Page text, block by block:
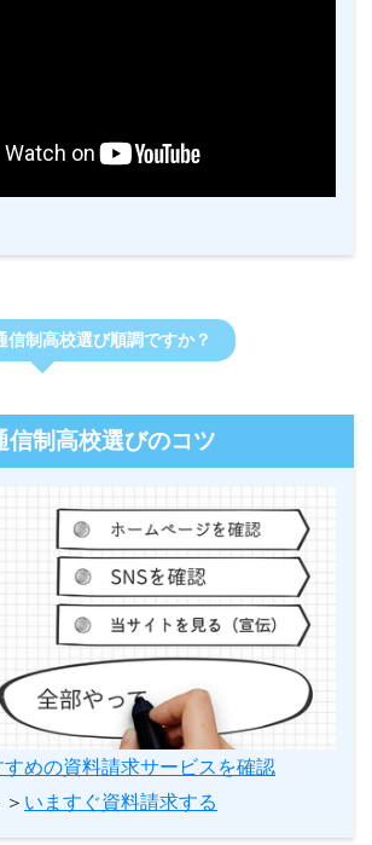
信制高校選び順調ですか？
信制高校選びのコツ
すめの資料請求サービスを確認
＞ いますぐ資料請求する